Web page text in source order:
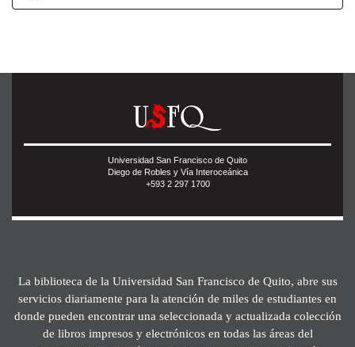
Universidad San Francisco de Quito
Diego de Robles y Vía Interoceánica
+593 2 297 1700
La biblioteca de la Universidad San Francisco de Quito, abre sus
servicios diariamente para la atención de miles de estudiantes en
donde pueden encontrar una seleccionada y actualizada colección
de libros impresos y electrónicos en todas las áreas del